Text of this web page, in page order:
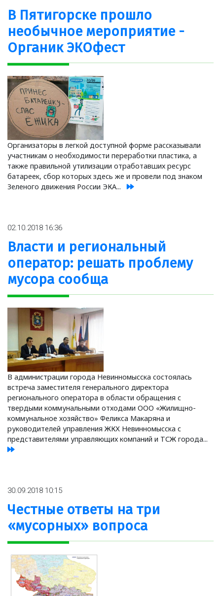
В Пятигорске прошло
необычное мероприятие -
Органик ЭКОфест
Организаторы в легкой доступной форме рассказывали
участникам о необходимости переработки пластика, а
также правильной утилизации отработавших ресурс
батареек, сбор которых здесь же и провели под знаком
Зеленого движения России ЭКА...
02.10.2018 16:36
Власти и региональный
оператор: решать проблему
мусора сообща
В администрации города Невинномысска состоялась
встреча заместителя генерального директора
регионального оператора в области обращения с
твердыми коммунальными отходами ООО «Жилищно-
коммунальное хозяйство» Феликса Макаряна и
руководителей управления ЖКХ Невинномысска с
представителями управляющих компаний и ТСЖ города...
30.09.2018 10:15
Честные ответы на три
«мусорных» вопроса